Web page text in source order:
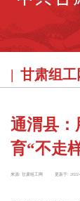
甘肃组工
通渭县：
育“不走
来源: 甘肃组工网 更新于: